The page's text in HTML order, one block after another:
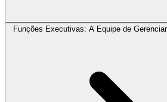
Funções Executivas: A Equipe de